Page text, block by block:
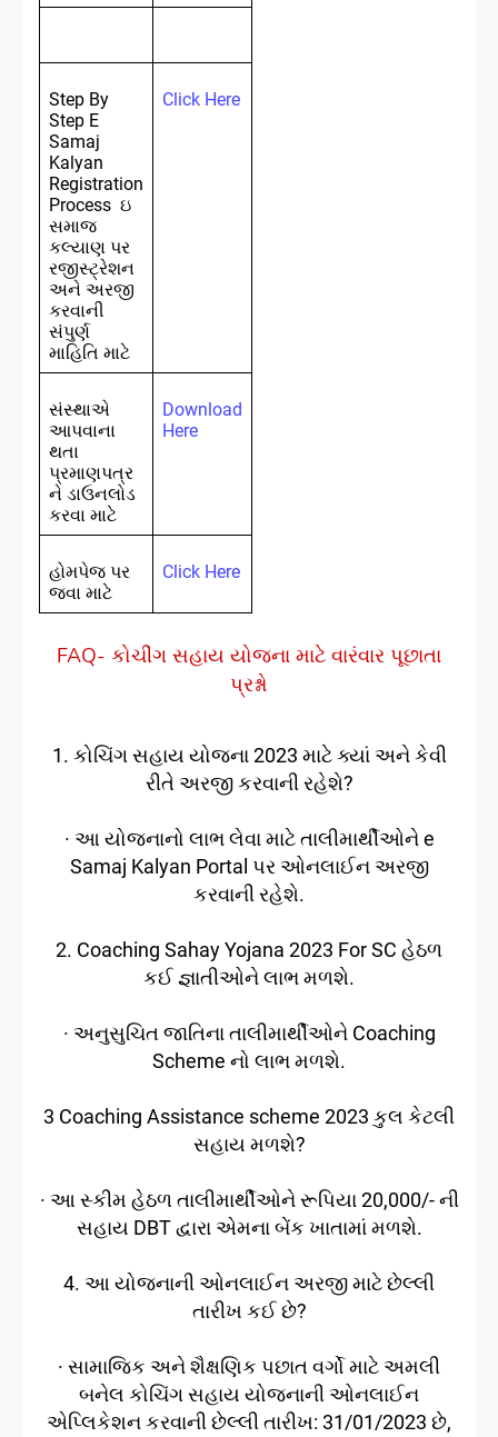
Step By
Step E
Samaj
Kalyan
Registration
Process ઇ
સમાજ
કલ્યાણ પર
રજીસ્ટ્રેશન
અને અરજી
કરવાની
સંપુર્ણ
માહિતિ માટે
Click Here
સંસ્થાએ
આપવાના
થતા
પ્રમાણપત્ર
ને ડાઉનલોડ
કરવા માટે
Download
Here
હોમપેજ પર
જવા માટે
Click Here
FAQ- કોચીંગ સહાય યોજના માટે વારંવાર પૂછાતા
પ્રશ્નો
1. કોચિંગ સહાય યોજના 2023 માટે ક્યાં અને કેવી
રીતે અરજી કરવાની રહેશે?
· આ યોજનાનો લાભ લેવા માટે તાલીમાર્થીઓને e
Samaj Kalyan Portal પર ઓનલાઈન અરજી
કરવાની રહેશે.
2. Coaching Sahay Yojana 2023 For SC હેઠળ
કઈ જ્ઞાતીઓને લાભ મળશે.
· અનુસુચિત જાતિના તાલીમાર્થીઓને Coaching
Scheme નો લાભ મળશે.
3 Coaching Assistance scheme 2023 કુલ કેટલી
સહાય મળશે?
· આ સ્કીમ હેઠળ તાલીમાર્થીઓને રૂપિયા 20,000/- ની
સહાય DBT દ્વારા એમના બેંક ખાતામાં મળશે.
4. આ યોજનાની ઓનલાઈન અરજી માટે છેલ્લી
તારીખ કઈ છે?
· સામાજિક અને શૈક્ષણિક પછાત વર્ગો માટે અમલી
બનેલ કોચિંગ સહાય યોજનાની ઓનલાઈન
એપ્લિકેશન કરવાની છેલ્લી તારીખ: 31/01/2023 છે,